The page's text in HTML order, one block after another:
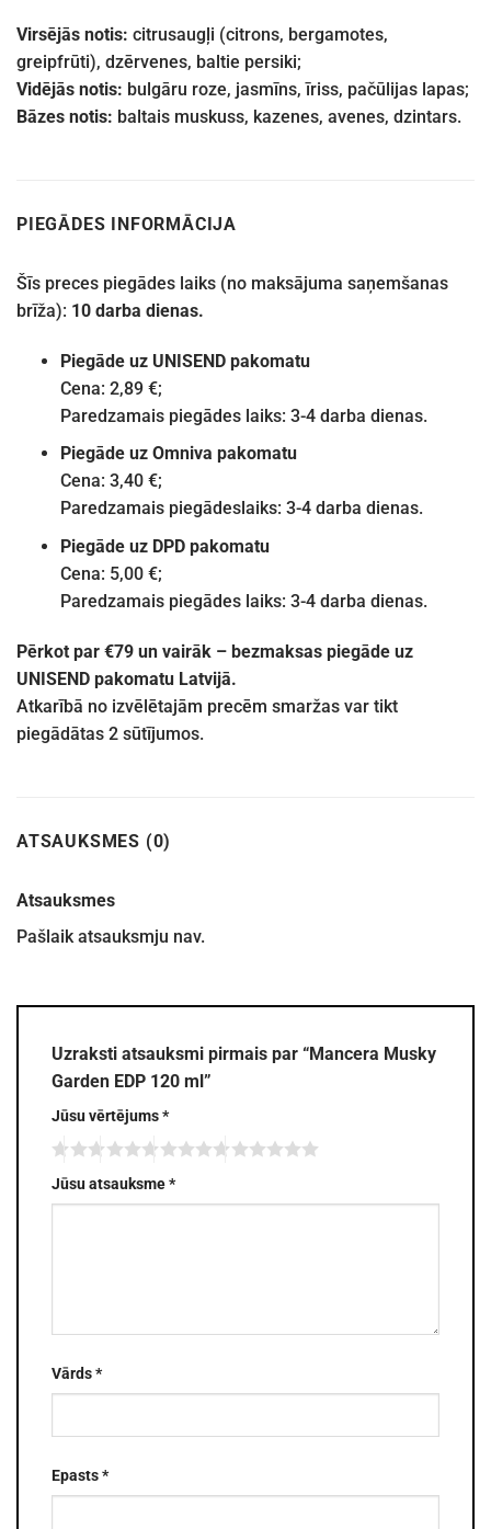
Virsējās notis: citrusaugļi (citrons, bergamotes,
greipfrūti), dzērvenes, baltie persiki;
Vidējās notis: bulgāru roze, jasmīns, īriss, pačūlijas lapas;
Bāzes notis: baltais muskuss, kazenes, avenes, dzintars.
PIEGĀDES INFORMĀCIJA
Šīs preces piegādes laiks (no maksājuma saņemšanas
brīža): 10 darba dienas.
Piegāde uz UNISEND pakomatu
Cena: 2,89 €;
Paredzamais piegādes laiks: 3-4 darba dienas.
Piegāde uz Omniva pakomatu
Cena: 3,40 €;
Paredzamais piegādeslaiks: 3-4 darba dienas.
Piegāde uz DPD pakomatu
Cena: 5,00 €;
Paredzamais piegādes laiks: 3-4 darba dienas.
Pērkot par €79 un vairāk – bezmaksas piegāde uz
UNISEND pakomatu Latvijā.
Atkarībā no izvēlētajām precēm smaržas var tikt
piegādātas 2 sūtījumos.
ATSAUKSMES (0)
Atsauksmes
Pašlaik atsauksmju nav.
Uzraksti atsauksmi pirmais par “Mancera Musky
Garden EDP 120 ml”
Jūsu vērtējums*
Jūsu atsauksme*
Vārds*
Epasts*